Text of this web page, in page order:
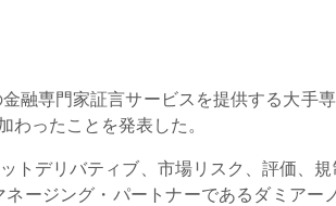
融専門家証言サービスを提供する大手
ったことを発表した。
デリバティブ、市場リスク、評価、
ージング・パートナーであるダミアー